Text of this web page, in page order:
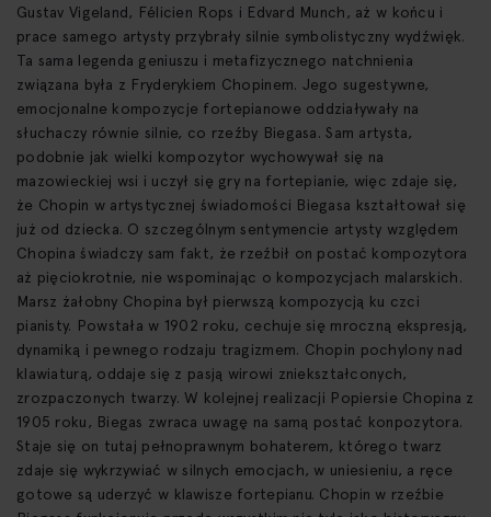
Gustav Vigeland, Félicien Rops i Edvard Munch, aż w końcu i
prace samego artysty przybrały silnie symbolistyczny wydźwięk.
Ta sama legenda geniuszu i metafizycznego natchnienia
związana była z Fryderykiem Chopinem. Jego sugestywne,
emocjonalne kompozycje fortepianowe oddziaływały na
słuchaczy równie silnie, co rzeźby Biegasa. Sam artysta,
podobnie jak wielki kompozytor wychowywał się na
mazowieckiej wsi i uczył się gry na fortepianie, więc zdaje się,
że Chopin w artystycznej świadomości Biegasa kształtował się
już od dziecka. O szczególnym sentymencie artysty względem
Chopina świadczy sam fakt, że rzeźbił on postać kompozytora
aż pięciokrotnie, nie wspominając o kompozycjach malarskich.
Marsz żałobny Chopina był pierwszą kompozycją ku czci
pianisty. Powstała w 1902 roku, cechuje się mroczną ekspresją,
dynamiką i pewnego rodzaju tragizmem. Chopin pochylony nad
klawiaturą, oddaje się z pasją wirowi zniekształconych,
zrozpaczonych twarzy. W kolejnej realizacji Popiersie Chopina z
1905 roku, Biegas zwraca uwagę na samą postać konpozytora.
Staje się on tutaj pełnoprawnym bohaterem, którego twarz
zdaje się wykrzywiać w silnych emocjach, w uniesieniu, a ręce
gotowe są uderzyć w klawisze fortepianu. Chopin w rzeźbie